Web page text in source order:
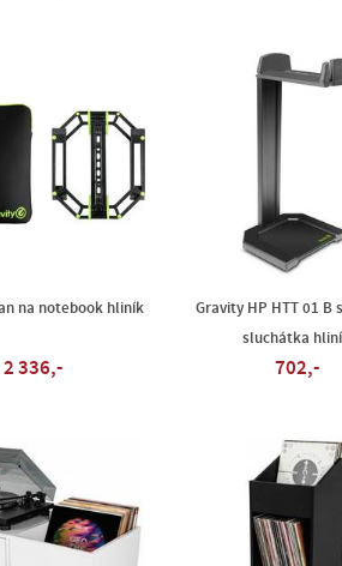
na notebook hliník
2 336,-
Gravity HP HTT 01 B
sluchátka
702,-